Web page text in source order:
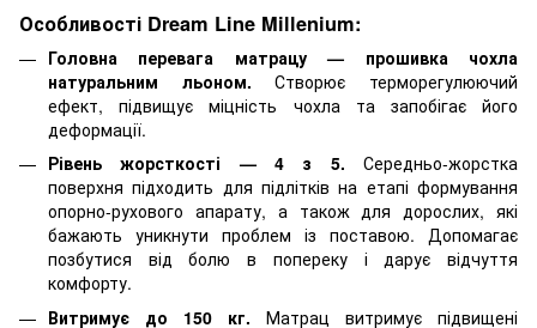
Особливості Dream Line Millenium:
Головна перевага матрацу — прошивка чохла
натуральним льоном.Створює терморегулюючий
ефект, підвищує міцність чохла та запобігає його
деформації.
Рівень жорсткості — 4 з 5. Середньо-жорстка
поверхня підходить для підлітків на етапі формування
опорно-рухового апарату, а також для дорослих, які
бажають уникнути проблем із поставою. Допомагає
позбутися від болю в попереку і дарує відчуття
комфорту.
Витримує до 150 кг. Матрац витримує підвищені